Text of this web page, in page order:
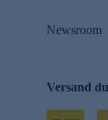
Newsroom
Versand